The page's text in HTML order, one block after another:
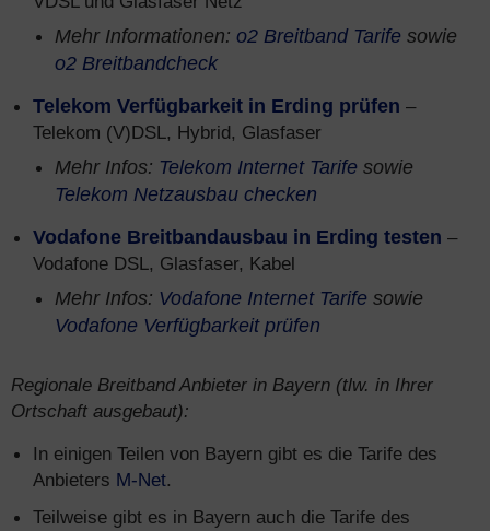
Mehr Informationen: o2 Breitband Tarife sowie
o2 Breitbandcheck
Telekom Verfügbarkeit in Erding prüfen –
Telekom (V)DSL, Hybrid, Glasfaser
Mehr Infos: Telekom Internet Tarife sowie
Telekom Netzausbau checken
Vodafone Breitbandausbau in Erding testen –
Vodafone DSL, Glasfaser, Kabel
Mehr Infos: Vodafone Internet Tarife sowie
Vodafone Verfügbarkeit prüfen
Regionale Breitband Anbieter in Bayern (tlw. in Ihrer
Ortschaft ausgebaut):
In einigen Teilen von Bayern gibt es die Tarife des
Anbieters M-Net.
Teilweise gibt es in Bayern auch die Tarife des